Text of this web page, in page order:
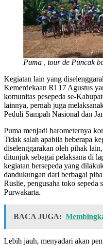
Puma , tour de Puncak
Kegiatan lain yang
Kemerdekaan RI 17 Agustus
komunitas pesepeda se-
lainnya, pernah juga
Peduli Sampah Nasional dan
Puma menjadi barometernya
Tidak salah apabila beberapa
diselenggarakan oleh pihak
ditunjuk sebagai pelaksana di
kegiatan bersepeda yang
dandukungan dari berbagai
Ruslie, pengusaha toko
Purwakarta.
BACA JUGA:
Lebih jauh, menyadari akan